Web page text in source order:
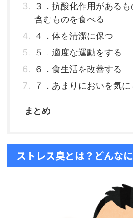
３．抗酸化作用がある
含むものを食べる
４．体を清潔に保つ
５．適度な運動をする
６．食生活を改善する
７．あまりにおいを気
まとめ
ストレス臭とは？どんな